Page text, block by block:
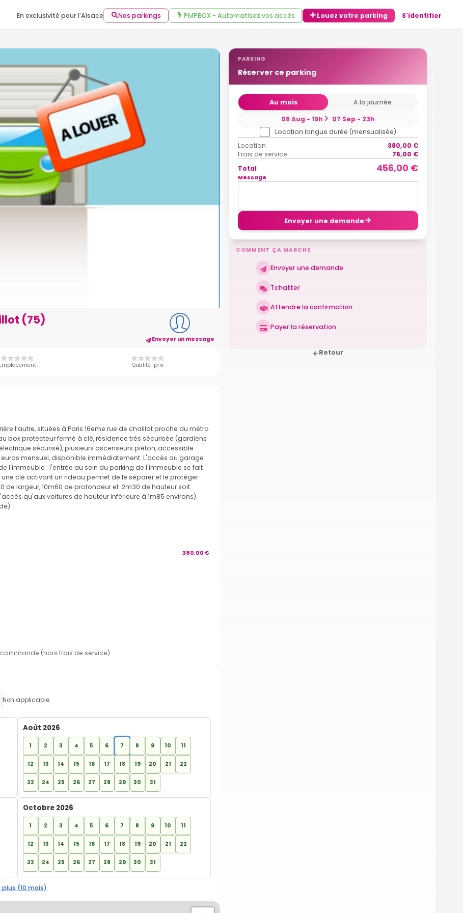
En exclusivité pour l'Alsace Nos parkings PMPBOX - Automatisez vos accès Louez votre parking S'identifier
(75)
Envoyer un message
Qualité-prix
PARKING
Réserver ce parking
Au mois
A la journée
08 Aug - 19h
07 Sep - 23h
Location longue durée (mensualisée)
Location
380,00 €
Frais de service
76,00 €
Total
456,00 €
Message
Envoyer une demande
COMMENT ÇA MARCHE
Envoyer une demande
Tchatter
Attendre la confirmation
Payer la réservation
Retour
l’autre, situées à Paris 16eme rue de chaillot proche du métro
box protecteur fermé à clé, résidence très sécurisée (gardiens
sécurisé), plusieurs ascenseurs piéton, accessible
euros mensuel, disponible immédiatement. L'accès au garage
l'immeuble : l'entrée au sein du parking de l'immeuble se fait
clé activant un rideau permet de le séparer et le protéger
de largeur, 10m60 de profondeur et 2m30 de hauteur soit
qu'aux voitures de hauteur inférieure à 1m85 environs).
380,00 €
(hors frais de service)
Non applicable
Août 2026
1 2 3 4 5 6 7 8 9 10 11
12 13 14 15 16 17 18 19 20 21 22
23 24 25 26 27 28 29 30 31
Octobre 2026
1 2 3 4 5 6 7 8 9 10 11
12 13 14 15 16 17 18 19 20 21 22
23 24 25 26 27 28 29 30 31
plus (10 mois)